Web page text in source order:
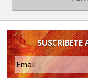
SUSCRÍBETE